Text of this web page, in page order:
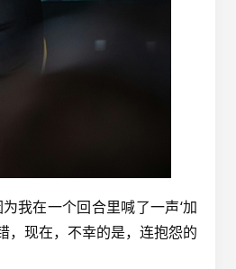
我在一个回合里喊了一声‘加
，现在，不幸的是，连抱怨的